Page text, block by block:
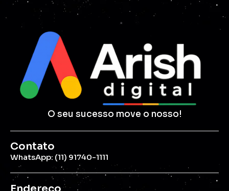
O seu sucesso move o nosso!
Contato
WhatsApp: (11) 91740-1111
Endereço